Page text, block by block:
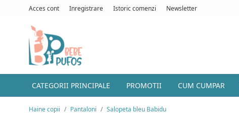
Acces cont Inregistrare Istoric comenzi Newsletter
CATEGORII PRINCIPALE PROMOTII CUM CUMPAR
Haine copii Pantaloni Salopeta bleu Babidu